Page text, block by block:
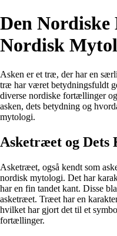
Den
Nordisk
Asken er et træ, der har en
træ har været betydningsfuldt
diverse nordiske fortællinger
asken, dets betydning og
mytologi.
Asketræet og Dets
Asketræet, også kendt som
nordisk mytologi. Det har
har en fin tandet kant. Disse
asketræet. Træet har en
hvilket har gjort det til et
fortællinger.